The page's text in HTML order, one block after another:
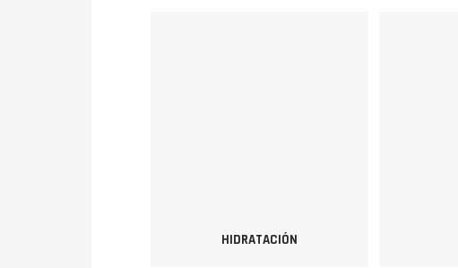
HIDRATACIÓN